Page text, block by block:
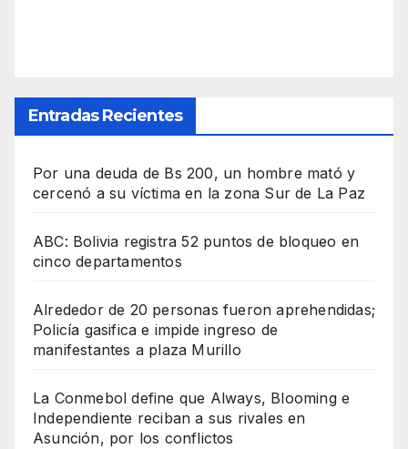
Entradas Recientes
Por una deuda de Bs 200, un hombre mató y
cercenó a su víctima en la zona Sur de La Paz
ABC: Bolivia registra 52 puntos de bloqueo en
cinco departamentos
Alrededor de 20 personas fueron aprehendidas;
Policía gasifica e impide ingreso de
manifestantes a plaza Murillo
La Conmebol define que Always, Blooming e
Independiente reciban a sus rivales en
Asunción, por los conflictos